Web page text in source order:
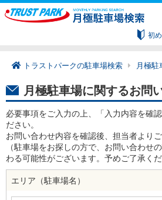
初
トラストパークの駐車場検索 月極駐
月極駐車場に関するお問
必要事項をご入力の上、「入力内容を確
ださい。
お問い合わせ内容を確認後、担当者よりご
（駐車場をお探しの方で、お問い合わせ
わる可能性がございます。予めご了承くだ
エリア（駐車場名）